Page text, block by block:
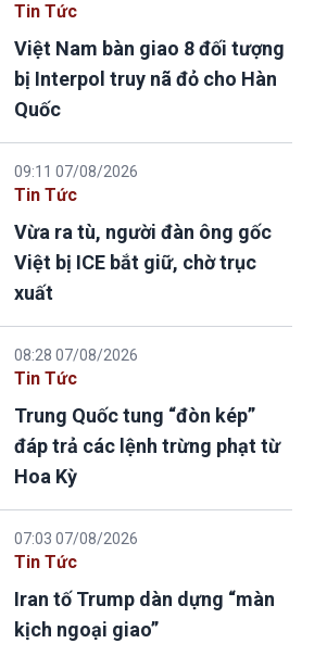
Tin Tức
Việt Nam bàn giao 8 đối tượng
bị Interpol truy nã đỏ cho Hàn
Quốc
09:11 07/08/2026
Tin Tức
Vừa ra tù, người đàn ông gốc
Việt bị ICE bắt giữ, chờ trục
xuất
08:28 07/08/2026
Tin Tức
Trung Quốc tung “đòn kép”
đáp trả các lệnh trừng phạt từ
Hoa Kỳ
07:03 07/08/2026
Tin Tức
Iran tố Trump dàn dựng “màn
kịch ngoại giao”